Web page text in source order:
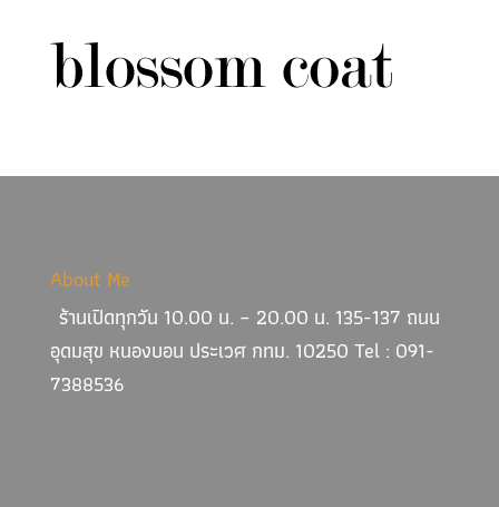
About Me
ร้านเปิดทุกวัน 10.00 น. – 20.00 น. 135-137 ถนน
อุดมสุข หนองบอน ประเวศ กทม. 10250 Tel : 091-
7388536